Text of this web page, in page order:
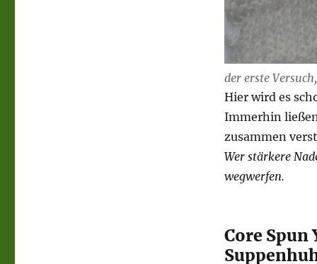
der erste
Hier wird es
Immerhin
zusammen
Wer stärkere
wegwerfen.
Core Spun